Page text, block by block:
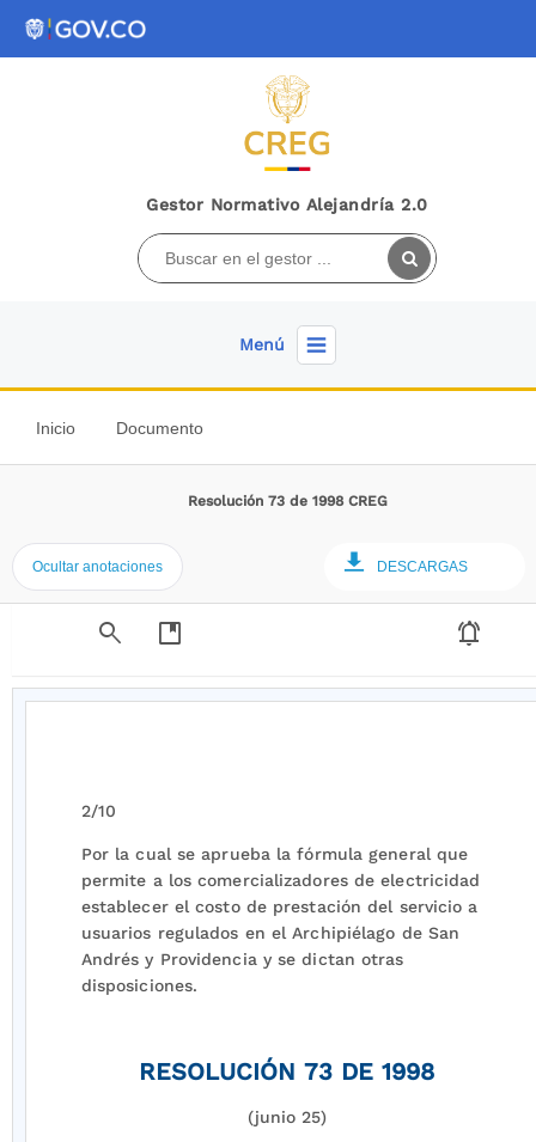
Gestor Normativo Alejandría 2.0
Menú
Inicio Documento
Resolución 73 de 1998 CREG
Ocultar anotaciones DESCARGAS
search developer_guide notifications_active
2/10
Por la cual se aprueba la fórmula general que
permite a los comercializadores de electricidad
establecer el costo de prestación del servicio a
usuarios regulados en el Archipiélago de San
Andrés y Providencia y se dictan otras
disposiciones.
RESOLUCIÓN 73 DE 1998
(junio 25)